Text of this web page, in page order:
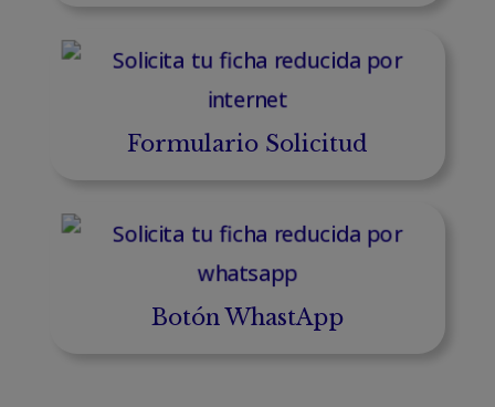
Formulario Solicitud
Botón WhastApp